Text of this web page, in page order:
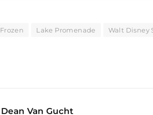
Frozen Lake Promenade Walt Disney
Dean Van Gucht